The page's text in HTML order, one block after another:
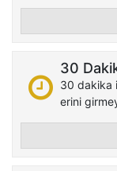
30
30 dakika
erini